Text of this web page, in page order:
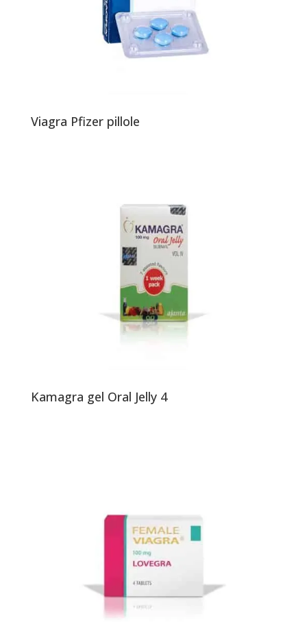
Viagra Pfizer pillole
Kamagra gel Oral Jelly 4